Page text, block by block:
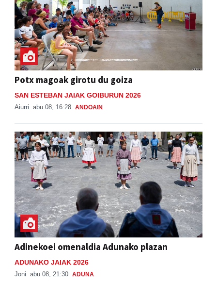
Potx magoak girotu du goiza
SAN ESTEBAN JAIAK GOIBURUN 2026
Aiurri abu 08, 16:28 ANDOAIN
Adinekoei omenaldia Adunako plazan
ADUNAKO JAIAK 2026
Joni abu 08, 21:30 ADUNA